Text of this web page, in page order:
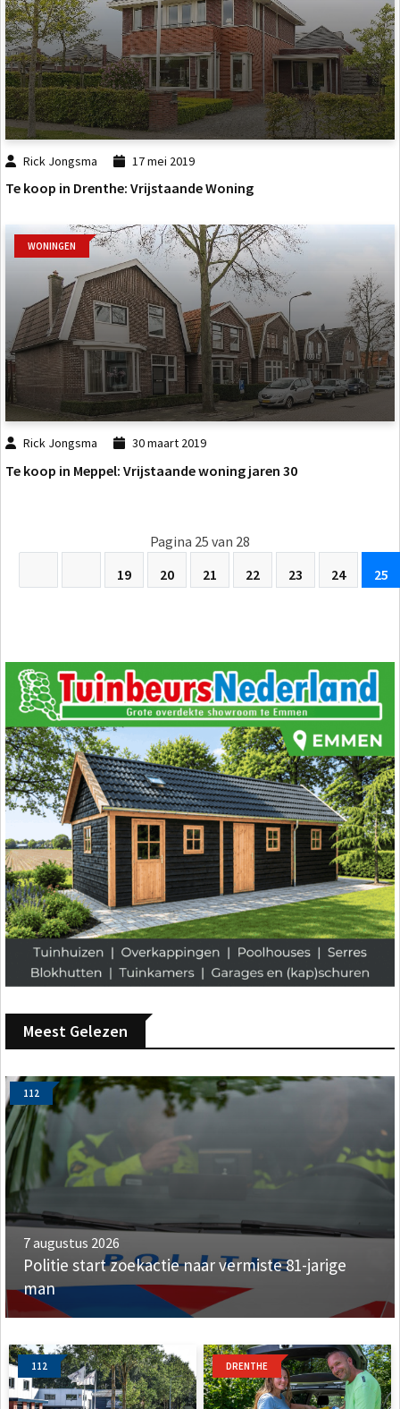
Rick Jongsma 17 mei 2019
Te koop in Drenthe: Vrijstaande Woning
WONINGEN
Rick Jongsma 30 maart 2019
Te koop in Meppel: Vrijstaande woning jaren 30
Pagina 25 van 28
19
20 21 22 23 24 25
Meest Gelezen
112
7 augustus 2026
Politie start zoekactie naar vermiste 81-jarige
man
112 DRENTHE